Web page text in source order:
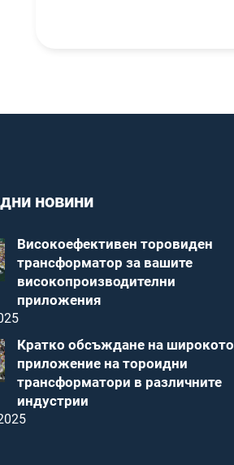
новини
Високоефективен торовиден
трансформатор за вашите
високопроизводителни
приложения
Кратко обсъждане на широкото
приложение на тороидни
трансформатори в различните
индустрии